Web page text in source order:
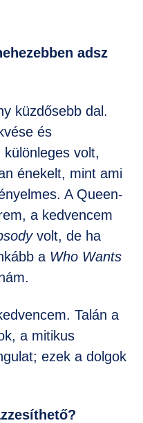
adsz
küzdősebb dal.
és
volt,
énekelt, mint ami
A Queen-
a kedvencem
volt, de ha
a Who Wants
Talán a
a mitikus
ezek a dolgok